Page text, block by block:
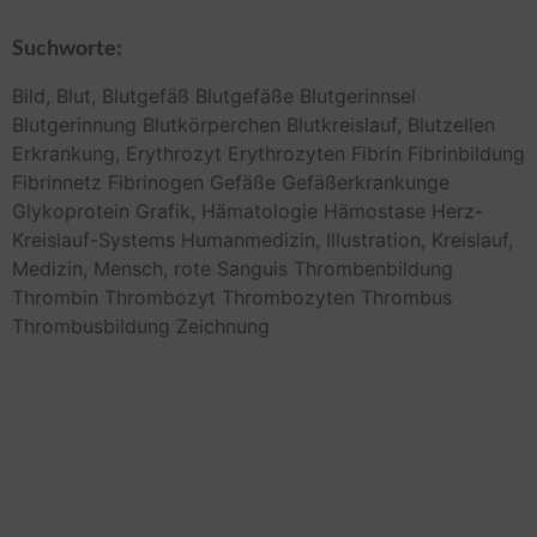
Suchworte:
Bild, Blut, Blutgefäß Blutgefäße Blutgerinnsel
Blutgerinnung Blutkörperchen Blutkreislauf, Blutzellen
Erkrankung, Erythrozyt Erythrozyten Fibrin Fibrinbildung
Fibrinnetz Fibrinogen Gefäße Gefäßerkrankunge
Glykoprotein Grafik, Hämatologie Hämostase Herz-
Kreislauf-Systems Humanmedizin, Illustration, Kreislauf,
Medizin, Mensch, rote Sanguis Thrombenbildung
Thrombin Thrombozyt Thrombozyten Thrombus
Thrombusbildung Zeichnung